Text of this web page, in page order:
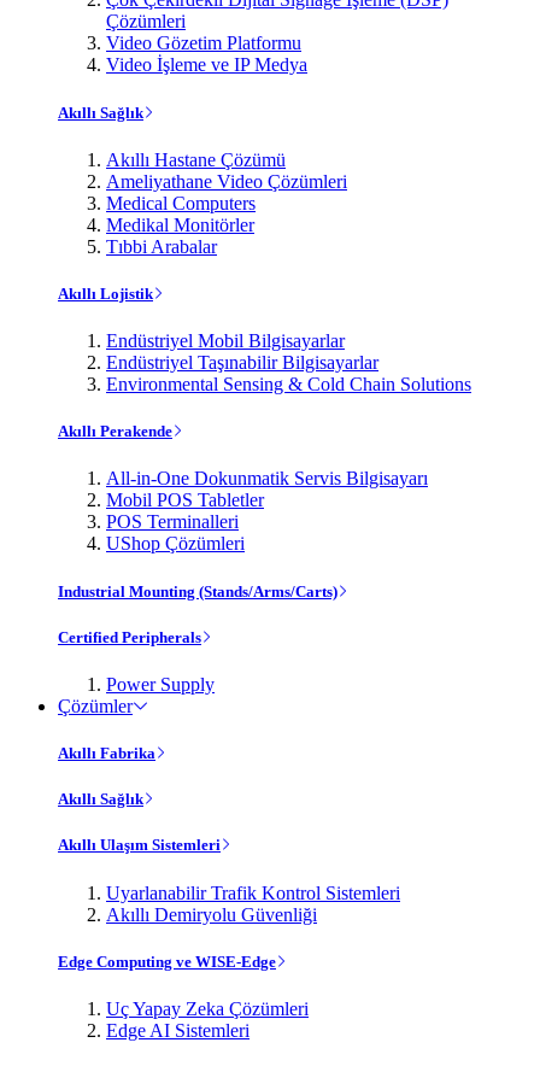
Çözümleri
Video Gözetim Platformu
Video İşleme ve IP Medya
Akıllı Sağlık
Akıllı Hastane Çözümü
Ameliyathane Video Çözümleri
Medical Computers
Medikal Monitörler
Tıbbi Arabalar
Akıllı Lojistik
Endüstriyel Mobil Bilgisayarlar
Endüstriyel Taşınabilir Bilgisayarlar
Environmental Sensing & Cold Chain Solutions
Akıllı Perakende
All-in-One Dokunmatik Servis Bilgisayarı
Mobil POS Tabletler
POS Terminalleri
UShop Çözümleri
Industrial Mounting (Stands/Arms/Carts)
Certified Peripherals
Power Supply
Çözümler
Akıllı Fabrika
Akıllı Sağlık
Akıllı Ulaşım Sistemleri
Uyarlanabilir Trafik Kontrol Sistemleri
Akıllı Demiryolu Güvenliği
Edge Computing ve WISE-Edge
Uç Yapay Zeka Çözümleri
Edge AI Sistemleri